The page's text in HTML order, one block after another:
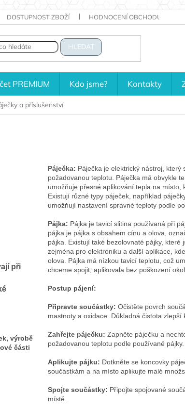
DOSTUPNOST ZBOŽÍ HODNOCENÍ OBCHODU
HLEDAT
PREMIUM Kdo jsme? Kontakty
a příslušenství
při
výrobě
části
Páječka: Páječka je elektrický nástroj, který
požadovanou teplotu. Páječka má obvykle
umožňuje přesné aplikování tepla na místo,
Existují různé typy páječek, například
umožňují nastavení správné teploty podle
Pájka: Pájka je tavicí slitina používaná při
pájka je pájka s obsahem cínu a olova,
pájka. Existují také bezolovnaté pájky, které
zejména pro elektroniku a další aplikace,
olova. Pájka má nízkou tavicí teplotu, což
chceme spojit, aplikovala bez poškození
Postup pájení:
Připravte součástky: Očistěte povrch
mastnoty a oxidace. Důkladná čistota zlepší
Zahřejte páječku: Zapněte páječku a
požadovanou teplotu podle používané pájky.
Aplikujte pájku: Dotkněte se koncovky
součástkám a na místo aplikujte malé
Spojte součástky: Připojte spojované
místě.